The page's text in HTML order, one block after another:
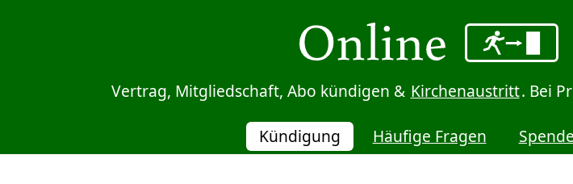
Vertrag, Mitgliedschaft, Abo kündigen & Kirchenaustritt. Bei
Kündigung Häufige Fragen